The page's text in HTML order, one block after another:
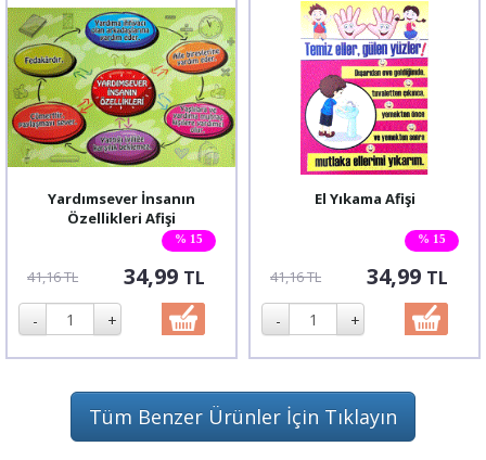
% 15
Yardımsever İnsanın
Özellikleri Afişi
41,16 TL 34,99 TL
% 15
El Yıkama Afişi
41,16 TL 34,99 TL
Tüm Benzer Ürünler İçin Tıklayın